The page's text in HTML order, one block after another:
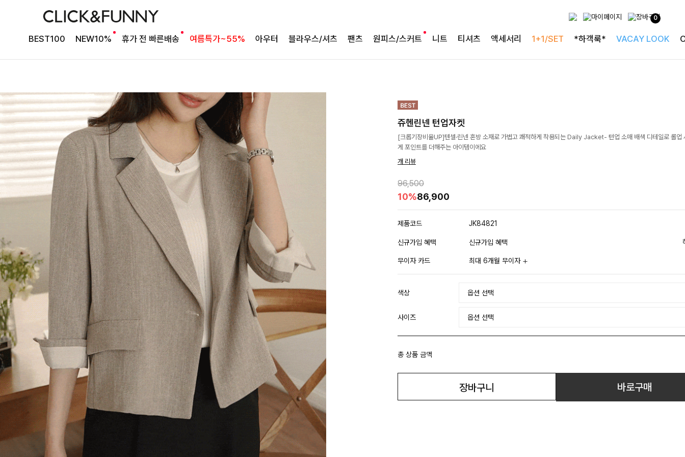
0
BEST100 NEW10% 휴가 전 빠른배송 여름특가~55% 아우터 블라우스/셔츠 팬츠 원피스/스커트 니트 티셔츠 액세서리 1+1/SET *하객룩* VACAY LOOK
쥬헨린넨 턴업자켓
[크롭기장비율UP]텐셀·린넨 혼방 소재로 가볍고 쾌적하게 착용되는 Daily Jacket- 턴업 소매 배색 디테일로 롤업
게 포인트를 더해주는 아이템이에요
개 리뷰
96,500
10%86,900
제품코드 JK84821
신규가입 혜택 신규가입 혜택
무이자 카드 최대 6개월 무이자
색상
사이즈
총 상품 금액
장바구니 바로구매